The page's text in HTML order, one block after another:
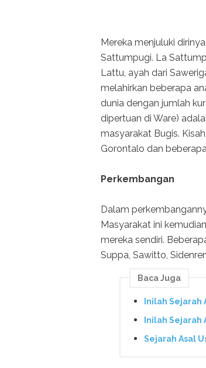
Mereka menjuluki
Sattumpugi. La
Lattu, ayah dari
melahirkan beberapa
dunia dengan jumlah
dipertuan di Ware)
masyarakat Bugis.
Gorontalo dan
Perkembangan
Dalam
Masyarakat ini
mereka sendiri.
Suppa, Sawitto,
Baca Juga
Inilah Sejarah
Inilah Sejarah
Sejarah Asal